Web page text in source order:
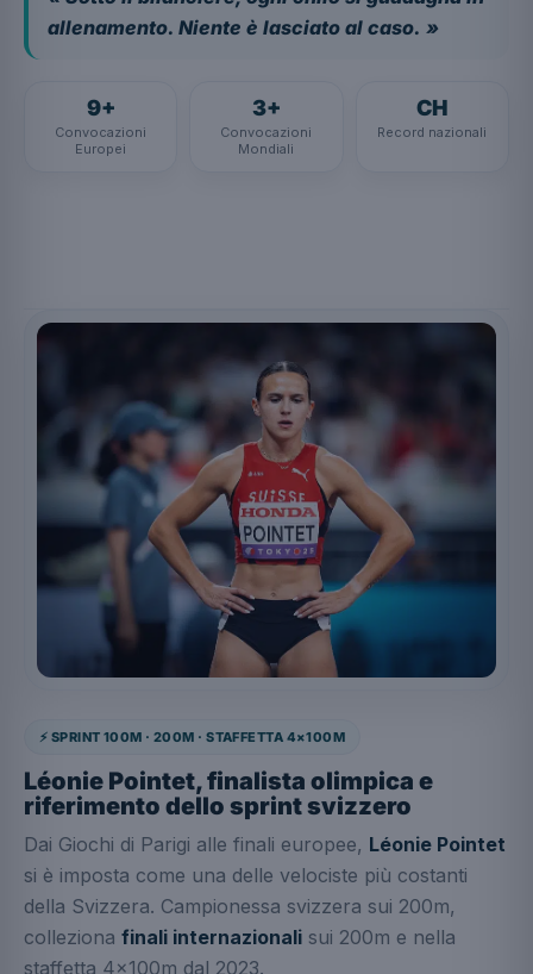
allenamento. Niente è lasciato al caso. »
9+
Convocazioni
Europei
3+
Convocazioni
Mondiali
CH
Record nazionali
⚡ SPRINT 100M · 200M · STAFFETTA 4×100M
Léonie Pointet, finalista olimpica e
riferimento dello sprint svizzero
Dai Giochi di Parigi alle finali europee, Léonie Pointet
si è imposta come una delle velociste più costanti
della Svizzera. Campionessa svizzera sui 200m,
colleziona finali internazionali sui 200m e nella
staffetta 4×100m dal 2023.